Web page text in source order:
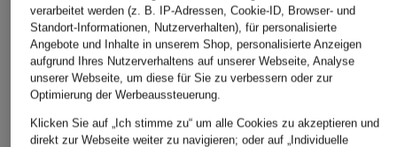
verarbeitet werden (z. B. IP-Adressen, Cookie-ID, Browser- und
Standort-Informationen, Nutzerverhalten), für personalisierte
Angebote und Inhalte in unserem Shop, personalisierte Anzeigen
aufgrund Ihres Nutzerverhaltens auf unserer Webseite, Analyse
unserer Webseite, um diese für Sie zu verbessern oder zur
Optimierung der Werbeaussteuerung.
Klicken Sie auf „Ich stimme zu“ um alle Cookies zu akzeptieren und
direkt zur Webseite weiter zu navigieren; oder auf „Individuelle